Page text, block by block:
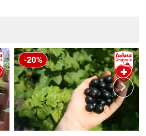
-20%